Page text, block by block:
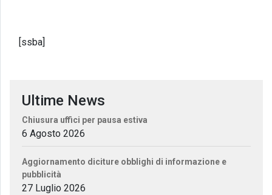
[ssba]
Ultime News
Chiusura uffici per pausa estiva
6 Agosto 2026
Aggiornamento diciture obblighi di informazione e
pubblicità
27 Luglio 2026